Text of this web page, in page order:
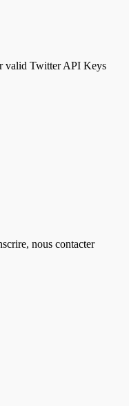
valid Twitter API Keys
nous contacter